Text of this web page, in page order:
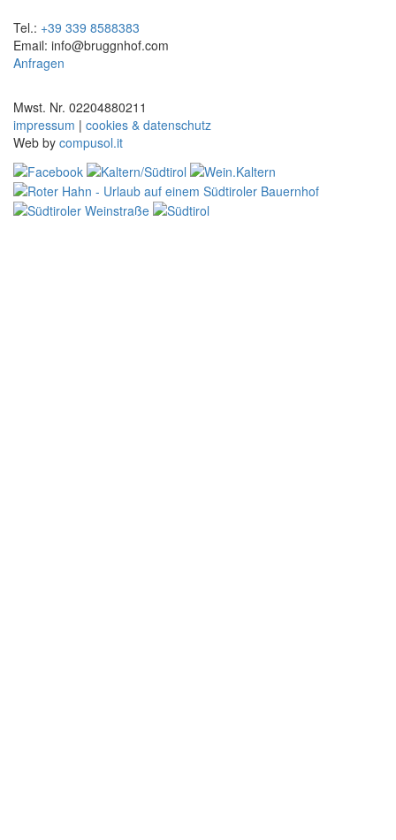
Tel.: +39 339 8588383
Email: info@bruggnhof.com
Anfragen
Mwst. Nr. 02204880211
impressum | cookies & datenschutz
Web by compusol.it